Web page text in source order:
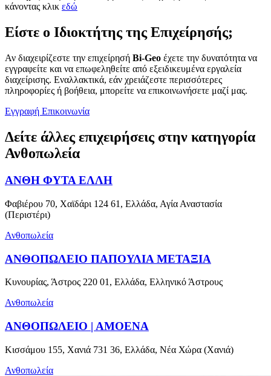
κάνοντας κλικ εδώ
Είστε ο Ιδιοκτήτης της Επιχείρησής;
Αν διαχειρίζεστε την επιχείρησή Bi-Geo έχετε την δυνατότητα να
εγγραφείτε και να επωφεληθείτε από εξειδικευμένα εργαλεία
διαχείρισης. Εναλλακτικά, εάν χρειάζεστε περισσότερες
πληροφορίες ή βοήθεια, μπορείτε να επικοινωνήσετε μαζί μας.
Εγγραφή Επικοινωνία
Δείτε άλλες επιχειρήσεις στην κατηγορία
Ανθοπωλεία
ΑΝΘΗ ΦΥΤΑ ΕΛΛΗ
Φαβιέρου 70, Χαϊδάρι 124 61, Ελλάδα, Αγία Αναστασία
(Περιστέρι)
Ανθοπωλεία
ΑΝΘΟΠΩΛΕΙΟ ΠΑΠΟΥΛΙΑ ΜΕΤΑΞΙΑ
Κυνουρίας, Άστρος 220 01, Ελλάδα, Ελληνικό Άστρους
Ανθοπωλεία
ΑΝΘΟΠΩΛΕΙΟ | ΑΜΟΕΝΑ
Κισσάμου 155, Χανιά 731 36, Ελλάδα, Νέα Χώρα (Χανιά)
Ανθοπωλεία